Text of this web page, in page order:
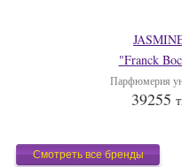
"Franck
Парфюмерия
39255
Смотреть все бренды